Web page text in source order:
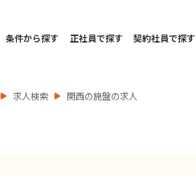
条件から探す 正社員で探す 契約社員で探す
求人検索 関西の施盤の求人